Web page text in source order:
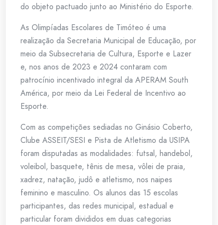
do objeto pactuado junto ao Ministério do Esporte.
As Olimpíadas Escolares de Timóteo é uma
realização da Secretaria Municipal de Educação, por
meio da Subsecretaria de Cultura, Esporte e Lazer
e, nos anos de 2023 e 2024 contaram com
patrocínio incentivado integral da APERAM South
América, por meio da Lei Federal de Incentivo ao
Esporte.
Com as competições sediadas no Ginásio Coberto,
Clube ASSEIT/SESI e Pista de Atletismo da USIPA
foram disputadas as modalidades: futsal, handebol,
voleibol, basquete, tênis de mesa, vôlei de praia,
xadrez, natação, judô e atletismo, nos naipes
feminino e masculino. Os alunos das 15 escolas
participantes, das redes municipal, estadual e
particular foram divididos em duas categorias